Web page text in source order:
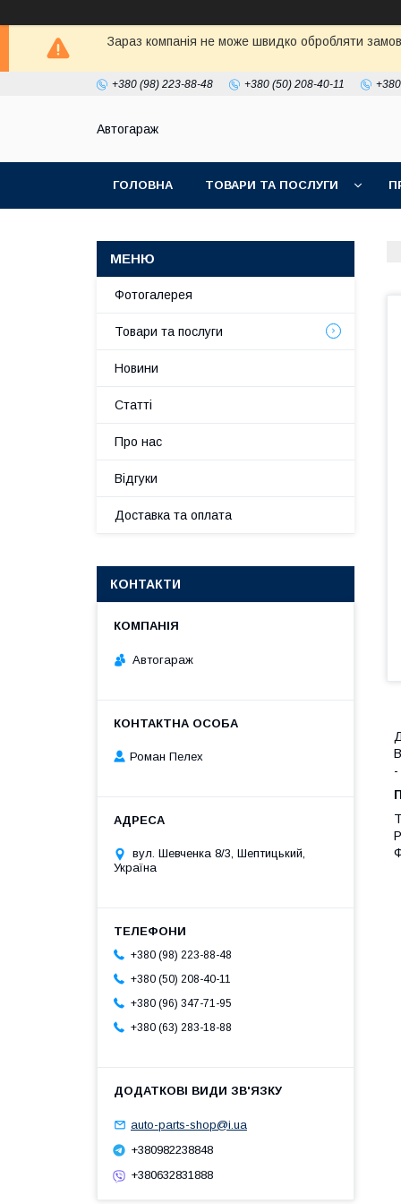
Зараз компанія не може швидко обробляти
+380 (98) 223-88-48 +380 (50) 208-40-11
Автогараж
ГОЛОВНА ТОВАРИ ТА ПОСЛУГИ
-
Фотогалерея
Товари та послуги
Новини
Статті
Про нас
Відгуки
Доставка та оплата
КОНТАКТИ
Автогараж
Роман Пелех
вул. Шевченка 8/3, Шептицький,
Україна
+380 (98) 223-88-48
+380 (50) 208-40-11
+380 (96) 347-71-95
+380 (63) 283-18-88
auto-parts-shop@i.ua
+380982238848
+380632831888